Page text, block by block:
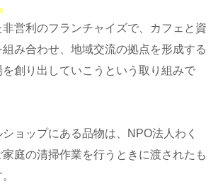
営利のフランチャイズで、カフェと資
み合わせ、地域交流の拠点を形成する
を創り出していこうという取り組みで
ョップにある品物は、NPO法人わく
庭の清掃作業を行うときに渡されたも